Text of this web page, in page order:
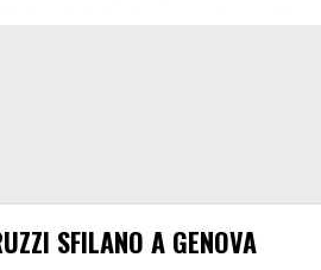
SFILANO A GENOVA